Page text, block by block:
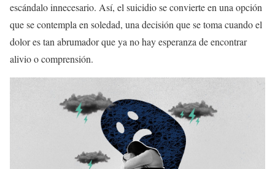
escándalo innecesario. Así, el suicidio se convierte en una opción
que se contempla en soledad, una decisión que se toma cuando el
dolor es tan abrumador que ya no hay esperanza de encontrar
alivio o comprensión.